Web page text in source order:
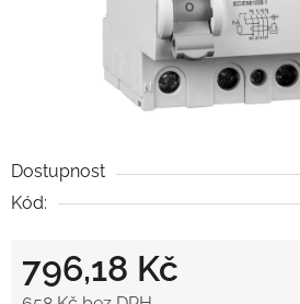
Dostupnost
Kód:
796,18 Kč